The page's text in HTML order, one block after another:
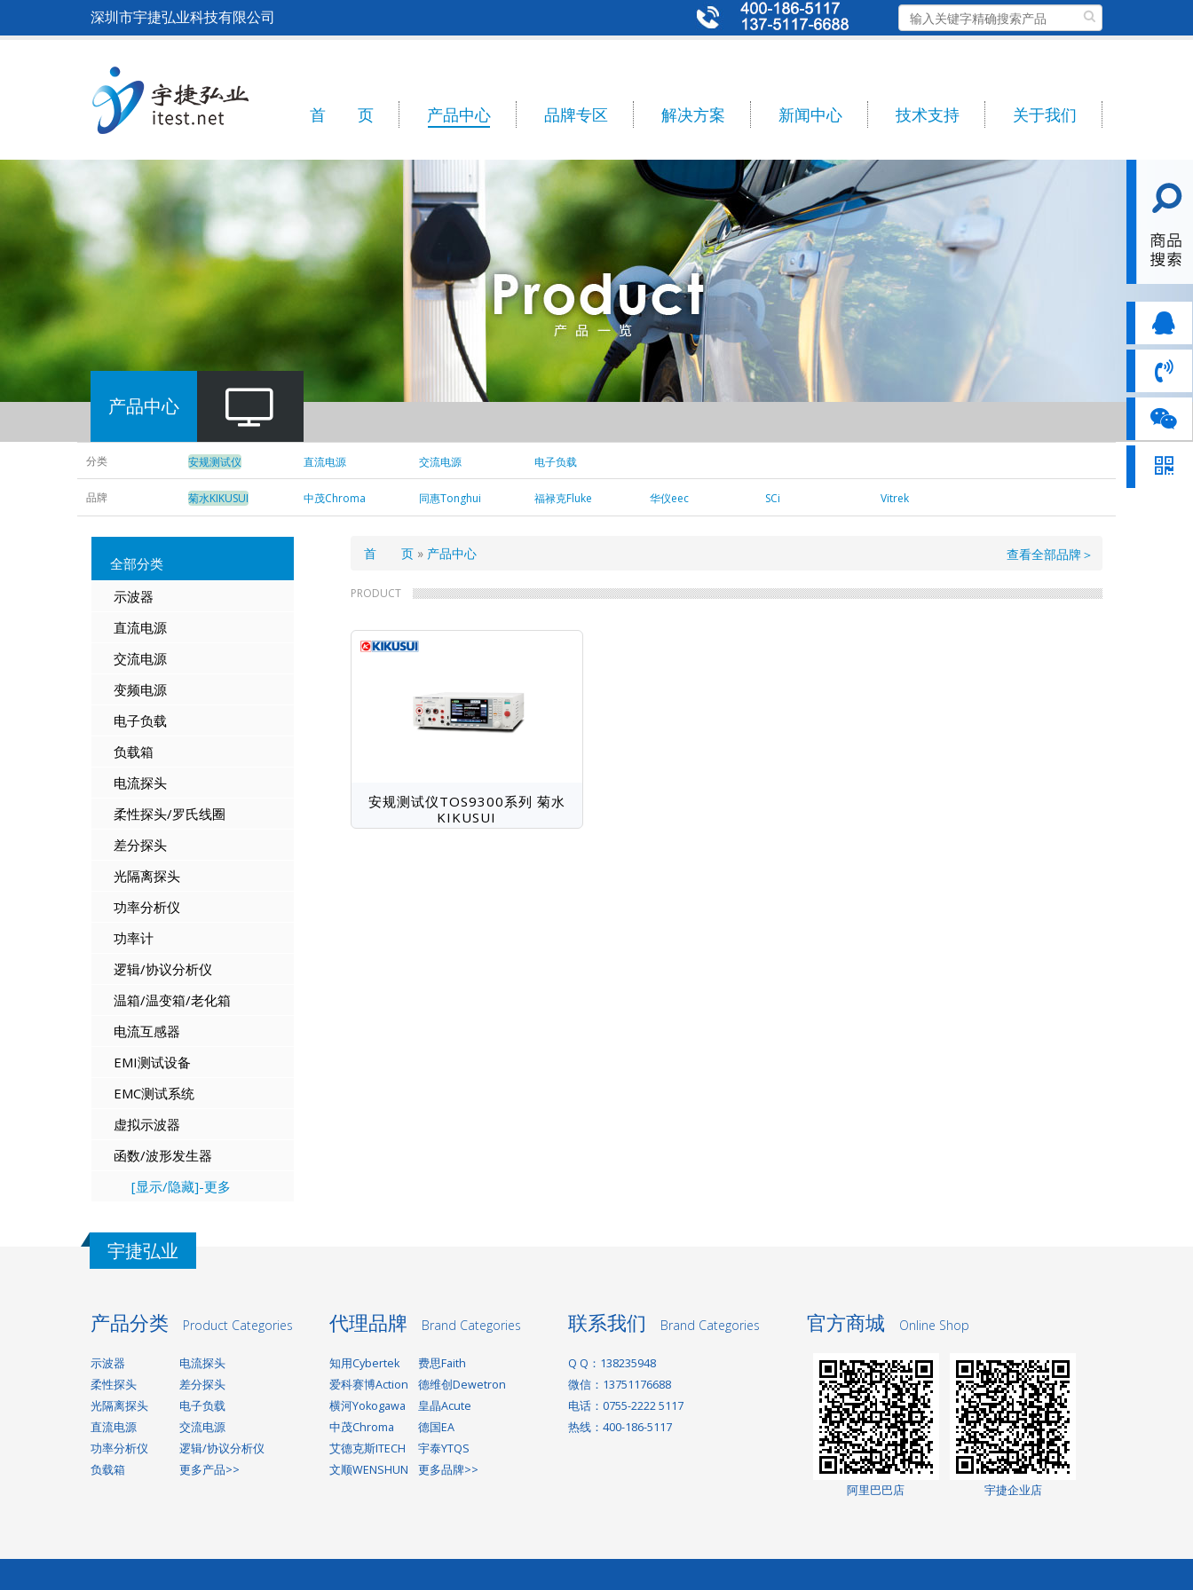
深圳市宇捷弘业科技有限公司
Main
navigation
首 页 产品中心 品牌专区 解决方案 新闻中心 技术支持 关于我们
产品中心
分类 安规测试仪 直流电源 交流电源 电子负载
品牌 菊水KIKUSUI 中茂Chroma 同惠Tonghui 福禄克Fluke 华仪eec SCi Vitrek
全部分类
示波器
直流电源
交流电源
变频电源
电子负载
负载箱
电流探头
柔性探头/罗氏线圈
差分探头
光隔离探头
功率分析仪
功率计
逻辑/协议分析仪
温箱/温变箱/老化箱
电流互感器
EMI测试设备
EMC测试系统
虚拟示波器
函数/波形发生器
[显示/隐藏]-更多
查看全部品牌＞
面
包
屑
首 页 产品中心
PRODUCT
安规测试仪TOS9300系列 菊水
KIKUSUI
宇捷弘业
产品分类 Product Categories
示波器
电流探头
柔性探头
差分探头
光隔离探头
电子负载
直流电源
交流电源
功率分析仪
逻辑/协议分析仪
负载箱
更多产品>>
代理品牌 Brand Categories
知用Cybertek
费思Faith
爱科赛博Action
德维创Dewetron
横河Yokogawa
皇晶Acute
中茂Chroma
德国EA
艾德克斯ITECH
宇泰YTQS
文顺WENSHUN
更多品牌>>
联系我们 Brand Categories
Q Q：138235948
微信：13751176688
电话：0755-2222 5117
热线：400-186-5117
官方商城 Online Shop
阿里巴巴店 宇捷企业店
洗轮机厂家
景观护栏
网络测试仪